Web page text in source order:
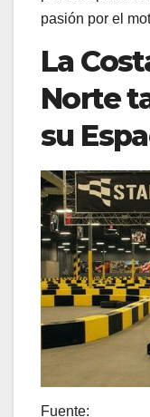
pasión por el
La
Norte
su
Fuente: